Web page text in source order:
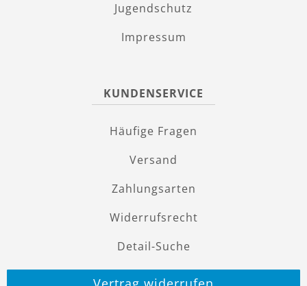
Jugendschutz
Impressum
KUNDENSERVICE
Häufige Fragen
Versand
Zahlungsarten
Widerrufsrecht
Detail-Suche